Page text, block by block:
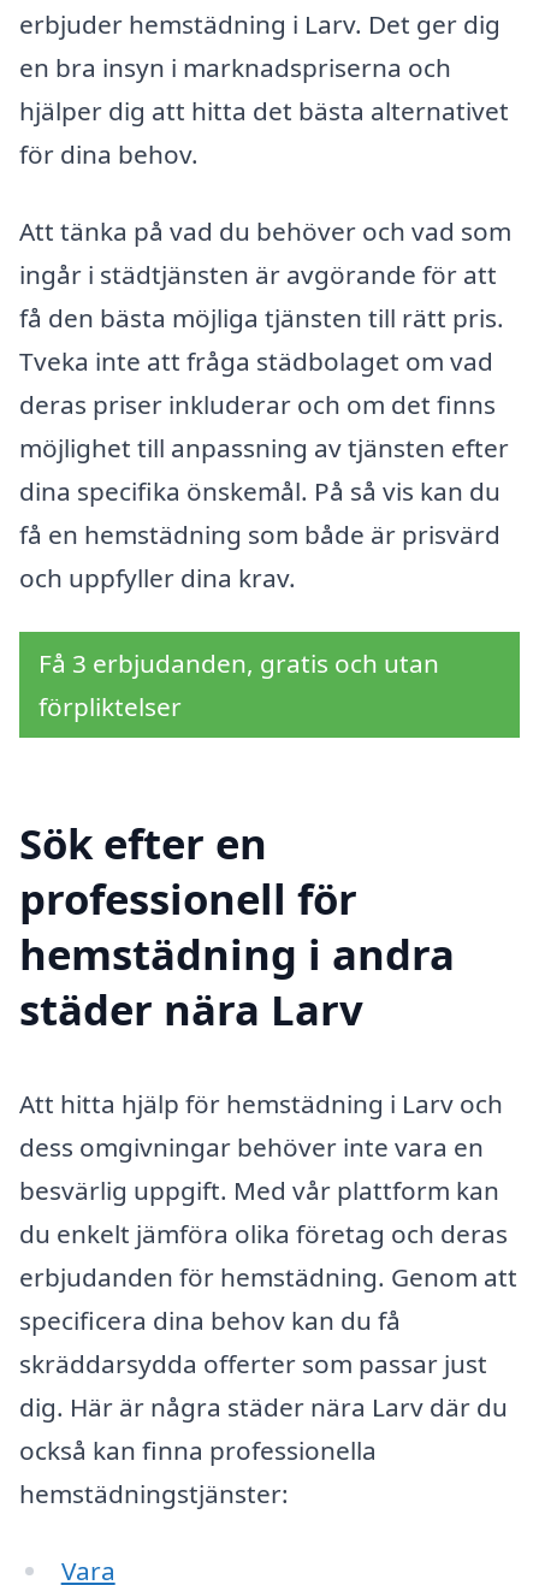
erbjuder hemstädning i Larv. Det ger dig
en bra insyn i marknadspriserna och
hjälper dig att hitta det bästa alternativet
för dina behov.
Att tänka på vad du behöver och vad som
ingår i städtjänsten är avgörande för att
få den bästa möjliga tjänsten till rätt pris.
Tveka inte att fråga städbolaget om vad
deras priser inkluderar och om det finns
möjlighet till anpassning av tjänsten efter
dina specifika önskemål. På så vis kan du
få en hemstädning som både är prisvärd
och uppfyller dina krav.
Få 3 erbjudanden, gratis och utan
förpliktelser
Sök efter en
professionell för
hemstädning i andra
städer nära Larv
Att hitta hjälp för hemstädning i Larv och
dess omgivningar behöver inte vara en
besvärlig uppgift. Med vår plattform kan
du enkelt jämföra olika företag och deras
erbjudanden för hemstädning. Genom att
specificera dina behov kan du få
skräddarsydda offerter som passar just
dig. Här är några städer nära Larv där du
också kan finna professionella
hemstädningstjänster:
Vara